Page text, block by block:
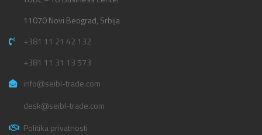
11070 Novi Beograd, Srbija
+381 11 21 42 132
+381 11 31 13 573
info@seibl-trade.com
desk@seibl-trade.com
Politika privatnosti